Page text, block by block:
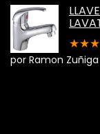
★★★
por Ramon Zuñiga